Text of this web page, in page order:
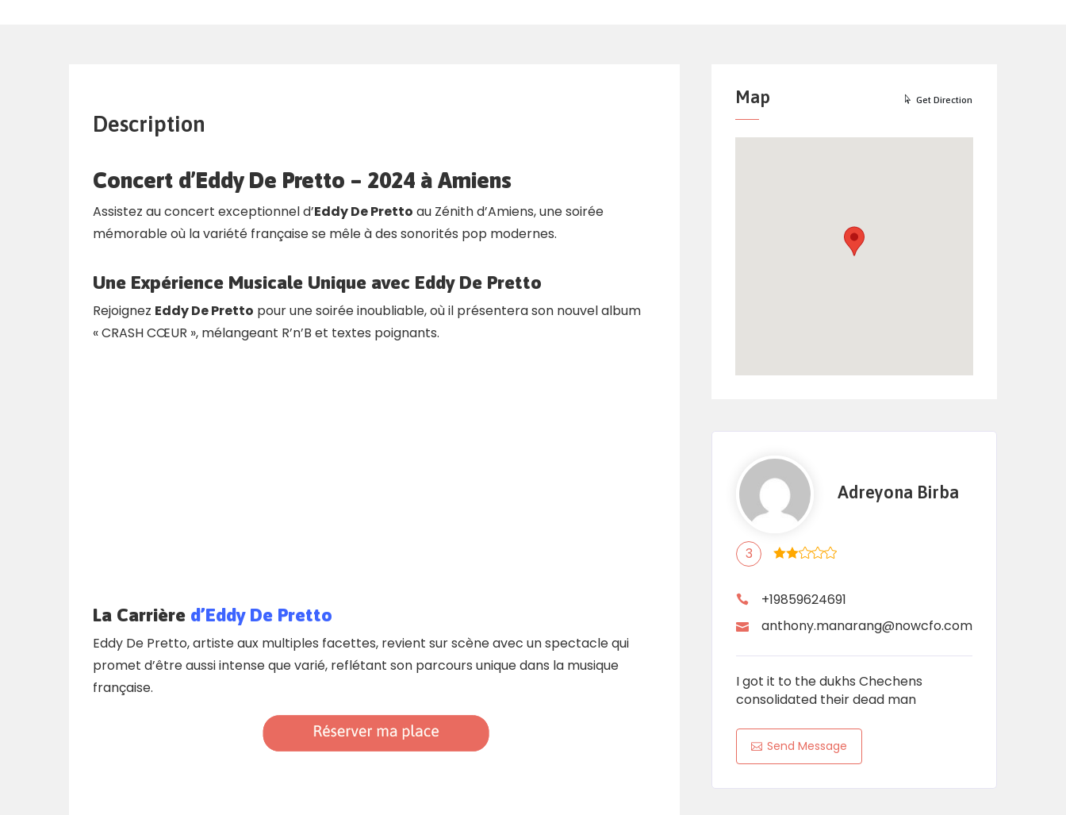
Description
Concert d’Eddy De Pretto – 2024 à Amiens
Assistez au concert exceptionnel d’Eddy De Pretto au Zénith d’Amiens, une soirée
mémorable où la variété française se mêle à des sonorités pop modernes.
Une Expérience Musicale Unique avec Eddy De Pretto
Rejoignez Eddy De Pretto pour une soirée inoubliable, où il présentera son nouvel album
« CRASH CŒUR », mélangeant R’n’B et textes poignants.
La Carrière d’Eddy De Pretto
Eddy De Pretto, artiste aux multiples facettes, revient sur scène avec un spectacle qui
promet d’être aussi intense que varié, reflétant son parcours unique dans la musique
française.
Map Get Direction
Adreyona Birba
3
+19859624691
anthony.manarang@nowcfo.com
I got it to the dukhs Chechens
consolidated their dead man
Send Message